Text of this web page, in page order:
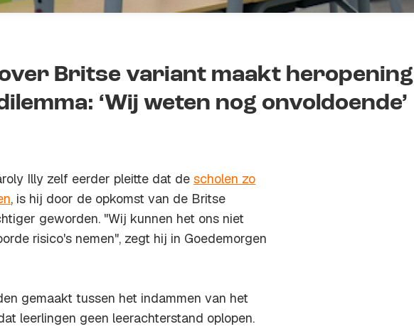
Britse variant maakt heropening
‘Wij weten nog onvoldoende’
Illy zelf eerder pleitte dat de scholen zo
, is hij door de opkomst van de Britse
geworden. "Wij kunnen het ons niet
risico's nemen", zegt hij in Goedemorgen
gemaakt tussen het indammen van het
leerlingen geen leerachterstand oplopen.